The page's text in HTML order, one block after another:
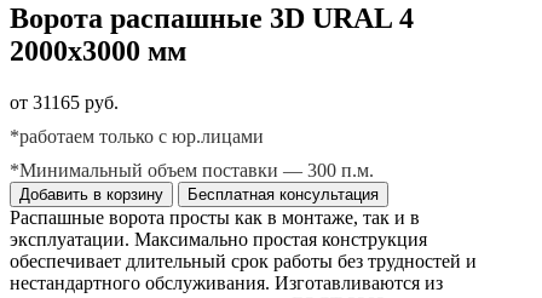
Ворота распашные 3D URAL 4
2000х3000 мм
от 31165 руб.
*работаем только с юр.лицами
*Минимальный объем поставки — 300 п.м.
Добавить в корзину Бесплатная консультация
Распашные ворота просты как в монтаже, так и в
эксплуатации. Максимально простая конструкция
обеспечивает длительный срок работы без трудностей и
нестандартного обслуживания. Изготавливаются из